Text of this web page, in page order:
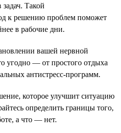
задач. Такой
к решению проблем поможет
в рабочие дни.
вашей нервной
угодно — от простого отдыха
антистресс-программ.
которое улучшит ситуацию
определить границы того,
а что — нет.